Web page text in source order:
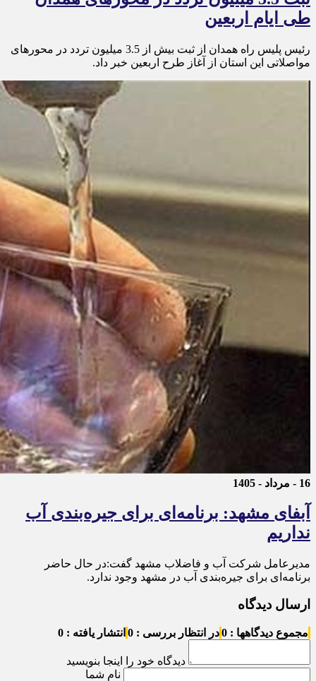
طی ایام اربعین
رئیس پلیس راه همدان از ثبت بیش از 3.5 میلیون تردد در محورهای
مواصلاتی این استان از آغاز طرح اربعین خبر داد.
16 - مرداد - 1405
آبفای مشهد: برنامه‌ای برای جیره‌بندی آب
نداریم
مدیرعامل شرکت آب و فاضلاب مشهد گفت:در حال حاضر
برنامه‌ای برای جیره‌بندی آب در مشهد وجود ندارد.
ارسال دیدگاه
مجموع دیدگاهها : 0 در انتظار بررسی : 0 انتشار یافته : 0
دیدگاه خود را اینجا بنویسید
نام شما